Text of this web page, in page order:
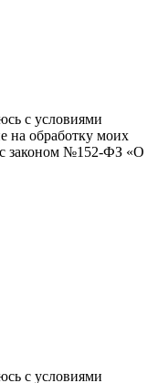
с условиями
на обработку моих
с законом №152-ФЗ «О
с условиями